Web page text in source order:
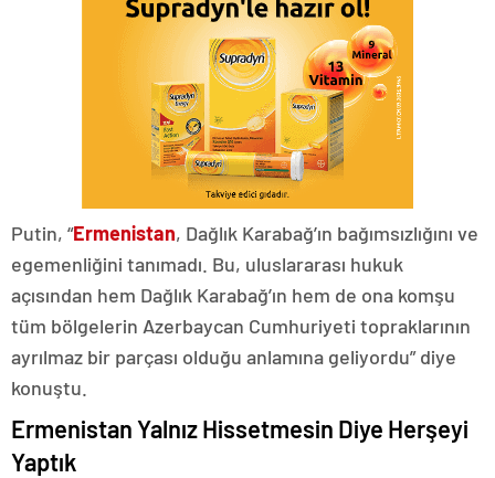
Putin, “Ermenistan, Dağlık Karabağ’ın bağımsızlığını ve
egemenliğini tanımadı. Bu, uluslararası hukuk
açısından hem Dağlık Karabağ’ın hem de ona komşu
tüm bölgelerin Azerbaycan Cumhuriyeti topraklarının
ayrılmaz bir parçası olduğu anlamına geliyordu” diye
konuştu.
Ermenistan Yalnız Hissetmesin Diye Herşeyi
Yaptık